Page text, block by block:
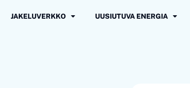
JAKELUVERKKO UUSIUTUVA ENERGIA